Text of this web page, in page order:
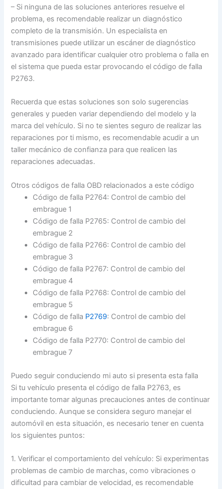
– Si ninguna de las soluciones anteriores resuelve el
problema, es recomendable realizar un diagnóstico
completo de la transmisión. Un especialista en
transmisiones puede utilizar un escáner de diagnóstico
avanzado para identificar cualquier otro problema o falla en
el sistema que pueda estar provocando el código de falla
P2763.
Recuerda que estas soluciones son solo sugerencias
generales y pueden variar dependiendo del modelo y la
marca del vehículo. Si no te sientes seguro de realizar las
reparaciones por ti mismo, es recomendable acudir a un
taller mecánico de confianza para que realicen las
reparaciones adecuadas.
Otros códigos de falla OBD relacionados a este código
Código de falla P2764: Control de cambio del
embrague 1
Código de falla P2765: Control de cambio del
embrague 2
Código de falla P2766: Control de cambio del
embrague 3
Código de falla P2767: Control de cambio del
embrague 4
Código de falla P2768: Control de cambio del
embrague 5
Código de falla P2769: Control de cambio del
embrague 6
Código de falla P2770: Control de cambio del
embrague 7
Puedo seguir conduciendo mi auto si presenta esta falla
Si tu vehículo presenta el código de falla P2763, es
importante tomar algunas precauciones antes de continuar
conduciendo. Aunque se considera seguro manejar el
automóvil en esta situación, es necesario tener en cuenta
los siguientes puntos:
1. Verificar el comportamiento del vehículo: Si experimentas
problemas de cambio de marchas, como vibraciones o
dificultad para cambiar de velocidad, es recomendable